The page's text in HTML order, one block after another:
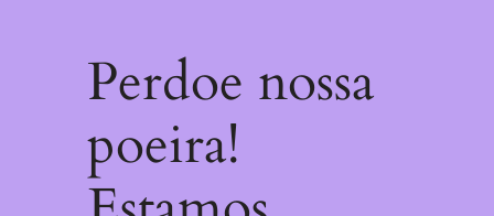
Perdoe nossa
poeira!